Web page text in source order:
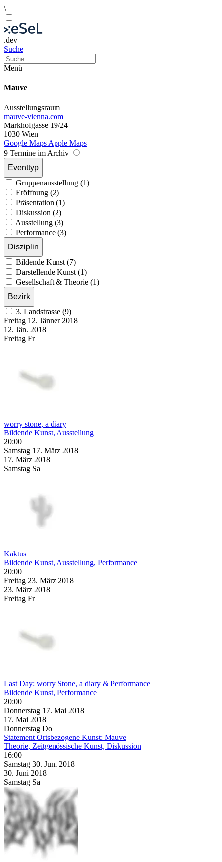
\
.dev
Suche
Menü
Mauve
Ausstellungsraum
mauve-vienna.com
Markhofgasse 19/24
1030 Wien
Google Maps Apple Maps
9 Termine im Archiv
Eventtyp
Gruppenausstellung (1)
Eröffnung (2)
Präsentation (1)
Diskussion (2)
Ausstellung (3)
Performance (3)
Disziplin
Bildende Kunst (7)
Darstellende Kunst (1)
Gesellschaft & Theorie (1)
Bezirk
3. Landstrasse (9)
Freitag 12. Jänner 2018
12. Jän. 2018
Freitag Fr
worry stone, a diary
Bildende Kunst, Ausstellung
20:00
Samstag 17. März 2018
17. März 2018
Samstag Sa
Kaktus
Bildende Kunst, Ausstellung, Performance
20:00
Freitag 23. März 2018
23. März 2018
Freitag Fr
Last Day: worry Stone, a diary & Performance
Bildende Kunst, Performance
20:00
Donnerstag 17. Mai 2018
17. Mai 2018
Donnerstag Do
Statement Ortsbezogene Kunst: Mauve
Theorie, Zeitgenössische Kunst, Diskussion
16:00
Samstag 30. Juni 2018
30. Juni 2018
Samstag Sa